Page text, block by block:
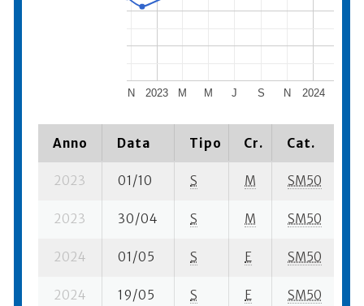
2023 2024
N M M J S N
Anno Data Tipo Cr. Cat.
2023 01/10 S M SM50
2023 30/04 S M SM50
2024 01/05 S E SM50
2024 19/05 S E SM50